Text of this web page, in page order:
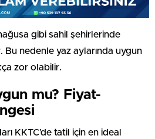
gibi sahil şehirlerinde
nedenle yaz aylarında uygun
zor olabilir.
mu? Fiyat-
KKTC’de tatil için en ideal